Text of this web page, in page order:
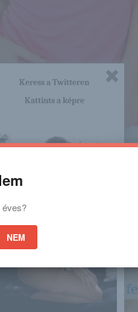
2016/02/02/
Keress a Twitteren
Kattints a képre
éves?
NEM